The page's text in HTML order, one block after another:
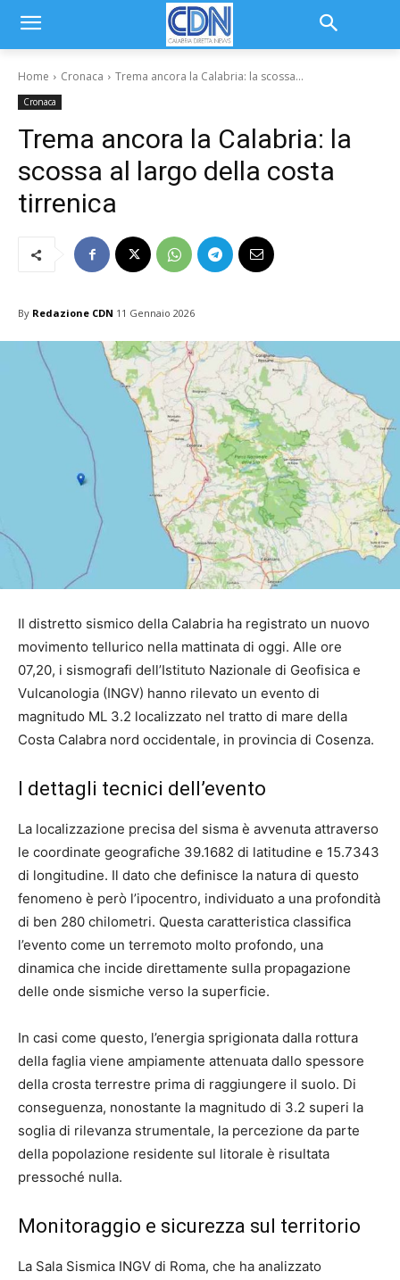
Home Cronaca Trema ancora la Calabria: la scossa...
Cronaca
Trema ancora la Calabria: la
scossa al largo della costa
tirrenica
By Redazione CDN 11 Gennaio 2026
Il distretto sismico della Calabria ha registrato un nuovo
movimento tellurico nella mattinata di oggi. Alle ore
07,20, i sismografi dell’Istituto Nazionale di Geofisica e
Vulcanologia (INGV) hanno rilevato un evento di
magnitudo ML 3.2 localizzato nel tratto di mare della
Costa Calabra nord occidentale, in provincia di Cosenza.
I dettagli tecnici dell’evento
La localizzazione precisa del sisma è avvenuta attraverso
le coordinate geografiche 39.1682 di latitudine e 15.7343
di longitudine. Il dato che definisce la natura di questo
fenomeno è però l’ipocentro, individuato a una profondità
di ben 280 chilometri. Questa caratteristica classifica
l’evento come un terremoto molto profondo, una
dinamica che incide direttamente sulla propagazione
delle onde sismiche verso la superficie.
In casi come questo, l’energia sprigionata dalla rottura
della faglia viene ampiamente attenuata dallo spessore
della crosta terrestre prima di raggiungere il suolo. Di
conseguenza, nonostante la magnitudo di 3.2 superi la
soglia di rilevanza strumentale, la percezione da parte
della popolazione residente sul litorale è risultata
pressoché nulla.
Monitoraggio e sicurezza sul territorio
La Sala Sismica INGV di Roma, che ha analizzato